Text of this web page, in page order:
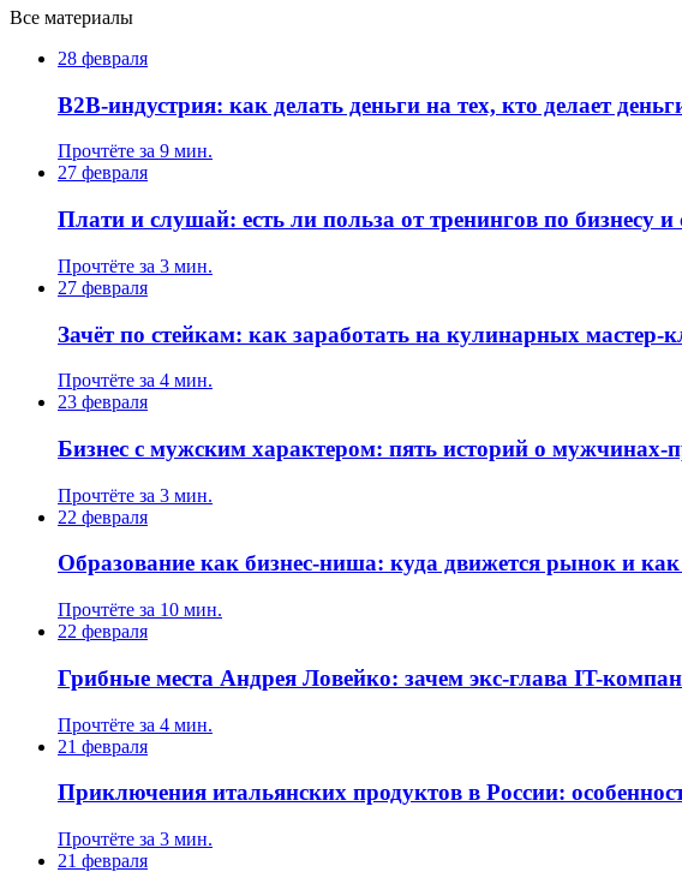
Все материалы
28 февраля
B2B-индустрия: как делать деньги на тех, кто делает
Прочтёте за 9 мин.
27 февраля
Плати и слушай: есть ли польза от тренингов по бизнесу
Прочтёте за 3 мин.
27 февраля
Зачёт по стейкам: как заработать на кулинарных мастер-
Прочтёте за 4 мин.
23 февраля
Бизнес с мужским характером: пять историй о мужчинах-
Прочтёте за 3 мин.
22 февраля
Образование как бизнес-ниша: куда движется рынок и
Прочтёте за 10 мин.
22 февраля
Грибные места Андрея Ловейко: зачем экс-глава IT-
Прочтёте за 4 мин.
21 февраля
Приключения итальянских продуктов в России:
Прочтёте за 3 мин.
21 февраля